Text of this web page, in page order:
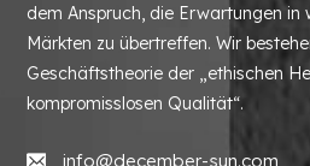
dem Anspruch, die Erwartungen in
Märkten zu übertreffen. Wir
Geschäftstheorie der „ethischen
kompromisslosen Qualität“.
info@december-sun.com